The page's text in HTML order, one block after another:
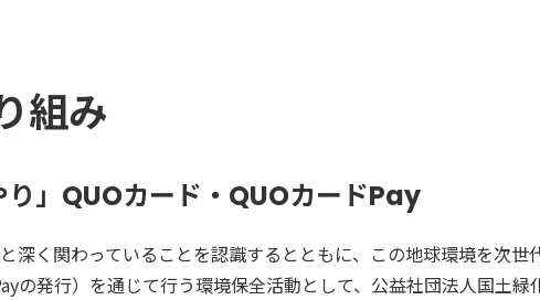
組み
」QUOカード・QUOカードPay
深く関わっていることを認識するとともに、この地球環境を次世
の発行）を通じて行う環境保全活動として、公益社団法人国土